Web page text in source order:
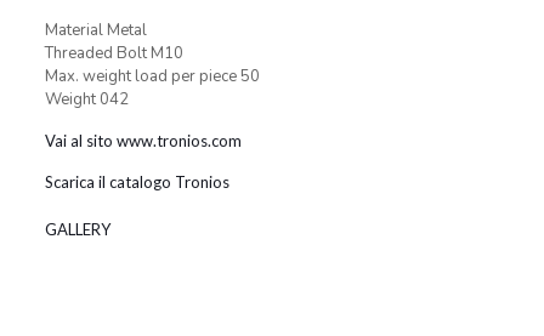
Material Metal
Threaded Bolt M10
Max. weight load per piece 50
Weight 042
Vai al sito www.tronios.com
Scarica il catalogo Tronios
GALLERY